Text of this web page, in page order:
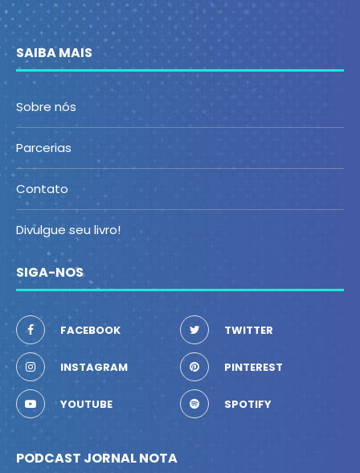
SAIBA MAIS
Sobre nós
Parcerias
Contato
Divulgue seu livro!
SIGA-NOS
FACEBOOK TWITTER
INSTAGRAM PINTEREST
YOUTUBE SPOTIFY
PODCAST JORNAL NOTA